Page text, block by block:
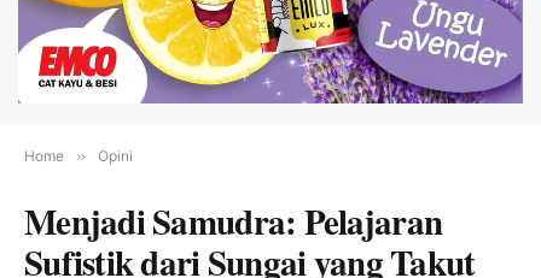
Home » Opini
Menjadi Samudra: Pelajaran
Sufistik dari Sungai yang Takut